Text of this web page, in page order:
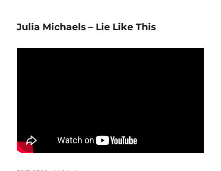
Julia Michaels – Lie Like This